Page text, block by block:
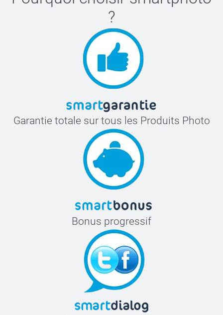
?
Garantie totale sur tous les Produits Photo
Bonus progressif